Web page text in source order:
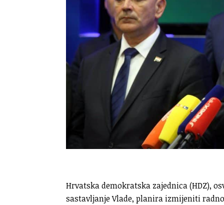
Hrvatska demokratska zajednica (HDZ),
sastavljanje Vlade, planira izmijeniti